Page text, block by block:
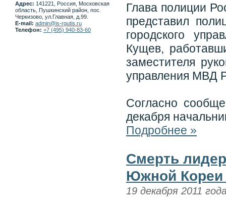
Глава полиции
представил
городского
Кущев,
заместителя
управления МВД
Согласно
декабря
Подробнее »
Смерть
Южной Кореи
19 декабря 2011
Адрес: 141221, Россия, Московская
область, Пушкинский район, пос.
Черкизово, ул.Главная, д.99.
E-mail: admin@is-rgutis.ru
Телефон: +7 (495) 940-83-60